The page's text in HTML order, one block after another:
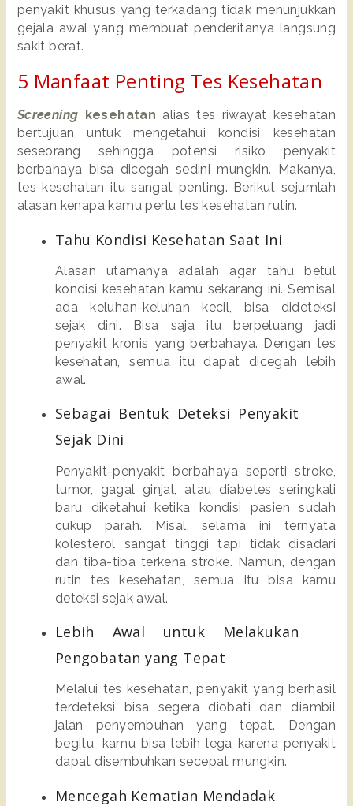
penyakit khusus yang terkadang tidak menunjukkan
gejala awal yang membuat penderitanya langsung
sakit berat.
5 Manfaat Penting Tes Kesehatan
Screening kesehatan alias tes riwayat kesehatan
bertujuan untuk mengetahui kondisi kesehatan
seseorang sehingga potensi risiko penyakit
berbahaya bisa dicegah sedini mungkin. Makanya,
tes kesehatan itu sangat penting. Berikut sejumlah
alasan kenapa kamu perlu tes kesehatan rutin.
Tahu Kondisi Kesehatan Saat Ini
Alasan utamanya adalah agar tahu betul
kondisi kesehatan kamu sekarang ini. Semisal
ada keluhan-keluhan kecil, bisa dideteksi
sejak dini. Bisa saja itu berpeluang jadi
penyakit kronis yang berbahaya. Dengan tes
kesehatan, semua itu dapat dicegah lebih
awal.
Sebagai Bentuk Deteksi Penyakit
Sejak Dini
Penyakit-penyakit berbahaya seperti stroke,
tumor, gagal ginjal, atau diabetes seringkali
baru diketahui ketika kondisi pasien sudah
cukup parah. Misal, selama ini ternyata
kolesterol sangat tinggi tapi tidak disadari
dan tiba-tiba terkena stroke. Namun, dengan
rutin tes kesehatan, semua itu bisa kamu
deteksi sejak awal.
Lebih Awal untuk Melakukan
Pengobatan yang Tepat
Melalui tes kesehatan, penyakit yang berhasil
terdeteksi bisa segera diobati dan diambil
jalan penyembuhan yang tepat. Dengan
begitu, kamu bisa lebih lega karena penyakit
dapat disembuhkan secepat mungkin.
Mencegah Kematian Mendadak